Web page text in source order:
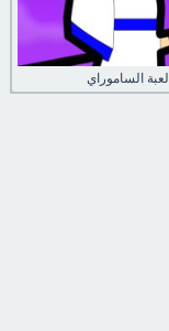
لعبة الساموراي